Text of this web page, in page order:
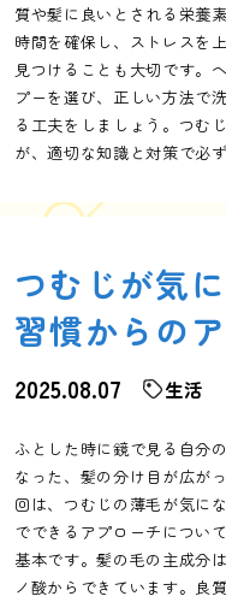
質や髪に良いとされる栄養
時間を確保し、ストレスを
見つけることも大切です。
プーを選び、正しい方法で
る工夫をしましょう。つむ
が、適切な知識と対策で必
つむじが気
習慣からの
2025.08.07 生活
ふとした時に鏡で見る自分
なった、髪の分け目が広が
回は、つむじの薄毛が気に
でできるアプローチについ
基本です。髪の毛の主成分
ノ酸からできています。良